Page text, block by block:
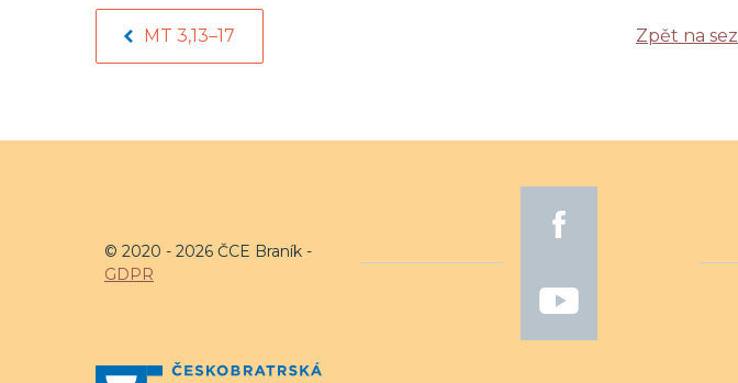
MT 3,13–17 Zpět na
© 2020 - 2026 ČCE Braník -
GDPR